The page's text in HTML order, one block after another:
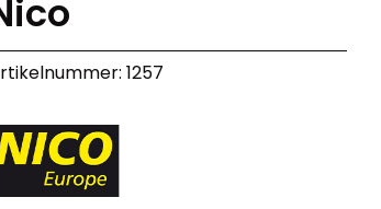
Alle anzeigen
Sonstiges
Geschenkgutscheine
1257